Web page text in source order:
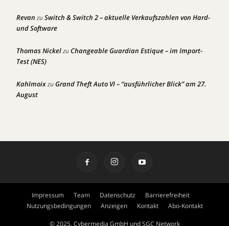
Revan zuSwitch & Switch 2 – aktuelle Verkaufszahlen von Hard-
und Software
Thomas NickelzuChangeable Guardian Estique – im Import-
Test (NES)
KahlmoixzuGrand Theft Auto VI – “ausführlicher Blick” am 27.
August
Impressum Team Datenschutz
Barrierefreiheit
Nutzungsbedingungen
Anzeigen Kontakt Abo-Kontakt
© 2025, Cybermedia GmbH und SGC Network